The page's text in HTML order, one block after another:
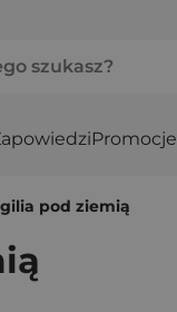
Promocje
pod ziemią